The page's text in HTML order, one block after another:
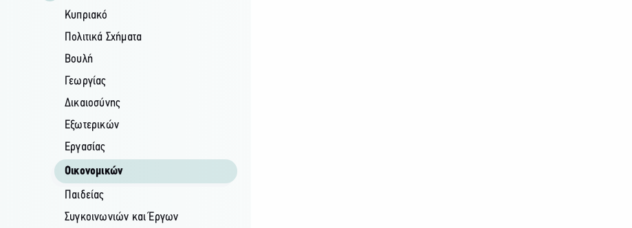
Κυπριακό
Πολιτικά Σχήματα
Βουλή
Γεωργίας
Δικαιοσύνης
Εξωτερικών
Εργασίας
Οικονομικών
Παιδείας
Συγκοινωνιών και Έργων